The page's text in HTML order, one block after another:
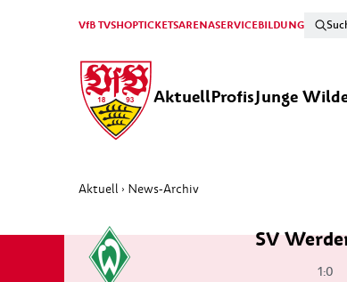
VfB TVSHOPTICKETSARENASERVICEBILDUNG
AktuellProfisJunge
Aktuell › News-Archiv
SV
1:0